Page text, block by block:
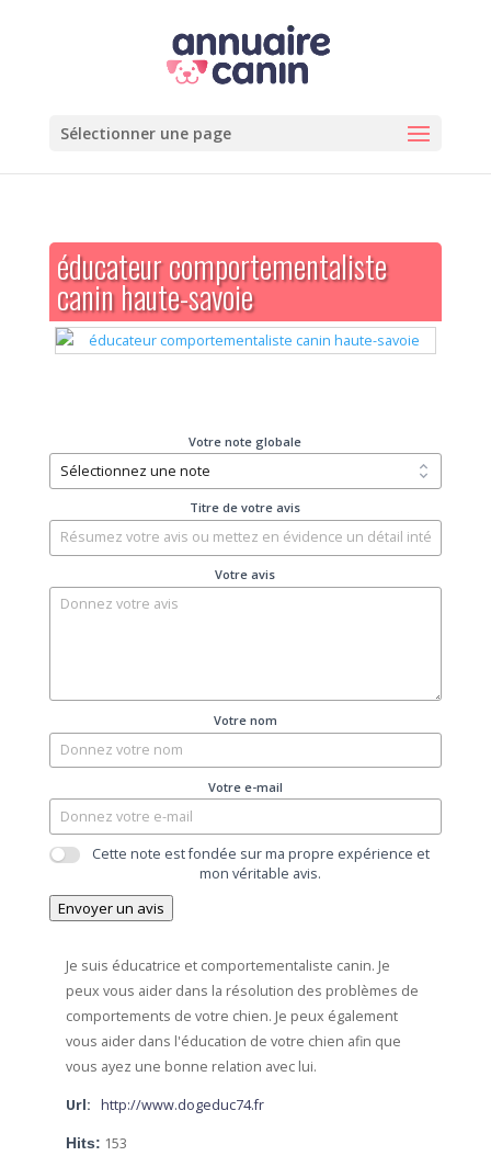
Sélectionner une page
éducateur comportementaliste
canin haute-savoie
Votre note globale
Titre de votre avis
Votre avis
Votre nom
Votre e-mail
Cette note est fondée sur ma propre expérience et
mon véritable avis.
Envoyer un avis
Je suis éducatrice et comportementaliste canin. Je
peux vous aider dans la résolution des problèmes de
comportements de votre chien. Je peux également
vous aider dans l'éducation de votre chien afin que
vous ayez une bonne relation avec lui.
Url: http://www.dogeduc74.fr
Hits: 153